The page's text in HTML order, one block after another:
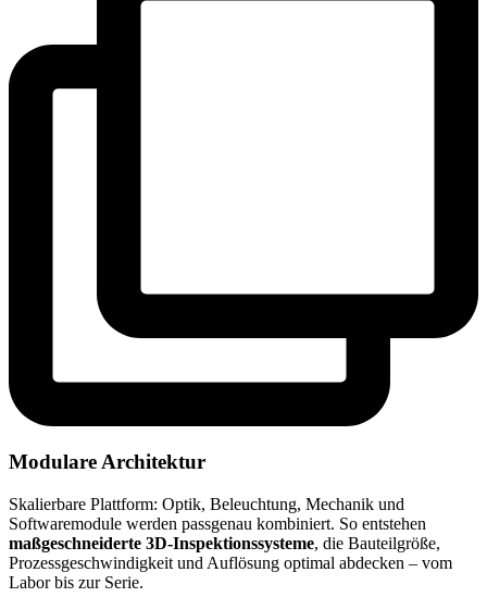
Modulare Architektur
Skalierbare Plattform: Optik, Beleuchtung, Mechanik und
Softwaremodule werden passgenau kombiniert. So entstehen
maßgeschneiderte 3D-Inspektionssysteme, die Bauteilgröße,
Prozessgeschwindigkeit und Auflösung optimal abdecken – vom
Labor bis zur Serie.